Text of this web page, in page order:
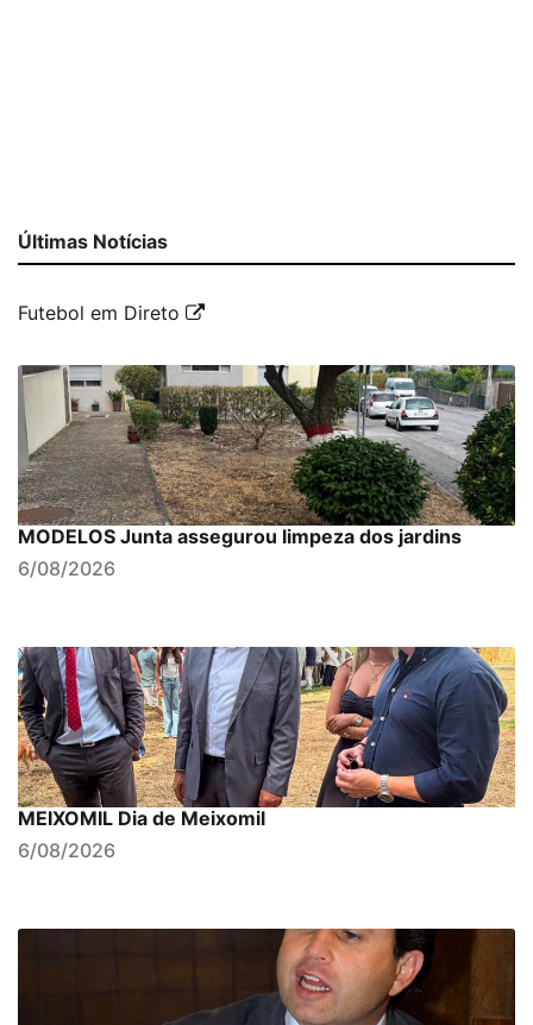
Últimas Notícias
Futebol em Direto
MODELOS Junta assegurou limpeza dos jardins
6/08/2026
MEIXOMIL Dia de Meixomil
6/08/2026